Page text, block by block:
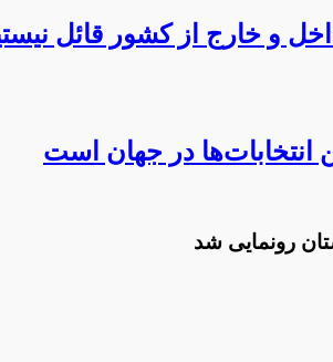
داخل و خارج از کشور قائل
انتخابات‌ها در جهان است